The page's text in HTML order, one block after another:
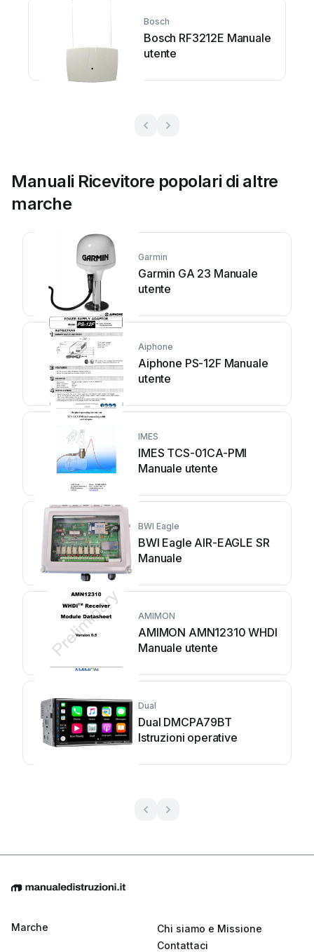
Bosch
Bosch RF3212E Manuale
utente
Manuali Ricevitore popolari di altre
marche
Garmin
Garmin GA 23 Manuale
utente
Aiphone
Aiphone PS-12F Manuale
utente
IMES
IMES TCS-01CA-PMI
Manuale utente
BWI Eagle
BWI Eagle AIR-EAGLE SR
Manuale
AMIMON
AMIMON AMN12310 WHDI
Manuale utente
Dual
Dual DMCPA79BT
Istruzioni operative
Marche
Chi siamo e Missione
Contattaci